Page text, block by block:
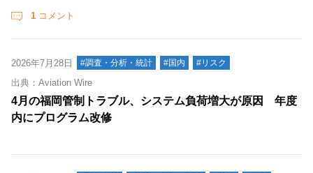
1 コメント
2026年7月28日 #調査・分析・統計 #国内 #リスク
出典：Aviation Wire
4月の福岡管制トラブル、システム負荷増大が原因 年度
内にプログラム改修